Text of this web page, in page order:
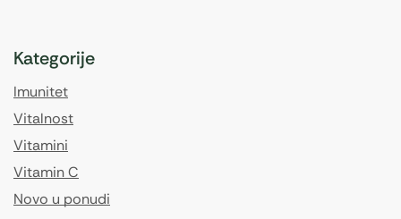
Kategorije
Imunitet
Vitalnost
Vitamini
Vitamin C
Novo u ponudi